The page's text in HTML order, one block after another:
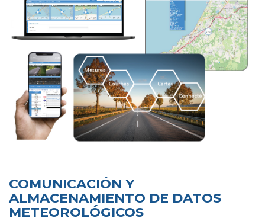
COMUNICACIÓN Y
ALMACENAMIENTO DE DATOS
METEOROLÓGICOS